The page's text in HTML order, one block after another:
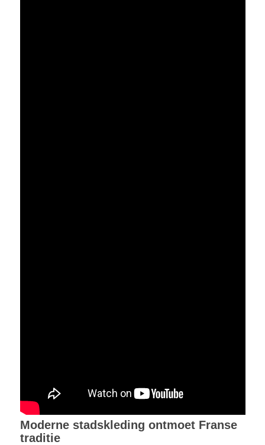
Moderne stadskleding ontmoet Franse
traditie